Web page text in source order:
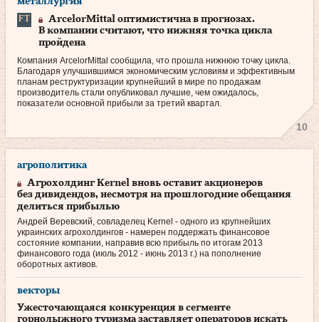
ArcelorMittal оптимистична в прогнозах.
В компании считают, что нижняя точка цикла
пройдена
Компания ArcelorMittal сообщила, что прошла нижнюю точку цикла.
Благодаря улучшившимся экономическим условиям и эффективным
планам реструктуризации крупнейший в мире по продажам
производитель стали опубликовал лучшие, чем ожидалось,
показатели основной прибыли за третий квартал.
10
агрополитика
Агрохолдинг Kernel вновь оставит акционеров
без дивидендов, несмотря на прошлогодние обещания
делиться прибылью
Андрей Веревский, совладелец Kernel - одного из крупнейших
украинских агрохолдингов - намерен поддержать финансовое
состояние компании, направив всю прибыль по итогам 2013
финансового года (июль 2012 - июнь 2013 г.) на пополнение
оборотных активов.
векторы
Ужесточающаяся конкуренция в сегменте
горнолыжного туризма заставляет операторов искать